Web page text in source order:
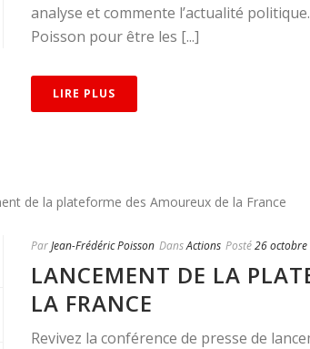
analyse et commente l’actualité
Poisson pour être les [...]
LIRE PLUS
ParJean-Frédéric Poisson DansActions Posté26
LANCEMENT DE LA
LA FRANCE
Revivez la conférence de presse de